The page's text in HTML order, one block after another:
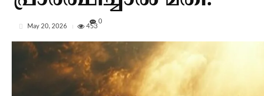
May 20, 2026 453
0